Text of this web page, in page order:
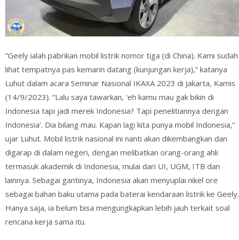
“Geely ialah pabrikan mobil listrik nomor tiga (di China). Kami sudah
lihat tempatnya pas kemarin datang (kunjungan kerja),” katanya
Luhut dalam acara Seminar Nasional IKAXA 2023 di Jakarta, Kamis
(14/9/2023). “Lalu saya tawarkan, ‘eh kamu mau gak bikin di
Indonesia tapi jadi merek Indonesia? Tapi penelitiannya dengan
Indonesia’. Dia bilang mau. Kapan lagi kita punya mobil Indonesia,”
ujar Luhut. Mobil listrik nasional ini nanti akan dikembangkan dan
digarap di dalam negeri, dengan melibatkan orang-orang ahli
termasuk akademik di Indonesia, mulai dari UI, UGM, ITB dan
lainnya. Sebagai gantinya, Indonesia akan menyuplai nikel ore
sebagai bahan baku utama pada baterai kendaraan listrik ke Geely.
Hanya saja, ia belum bisa mengungkapkan lebih jauh terkait soal
rencana kerja sama itu.